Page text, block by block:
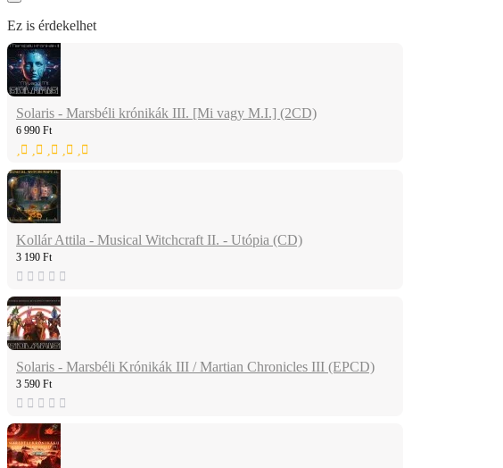
Ez is érdekelhet
Solaris - Marsbéli krónikák III. [Mi vagy M.I.] (2CD)
6 990 Ft
Kollár Attila - Musical Witchcraft II. - Utópia (CD)
3 190 Ft
Solaris - Marsbéli Krónikák III / Martian Chronicles III (EPCD)
3 590 Ft